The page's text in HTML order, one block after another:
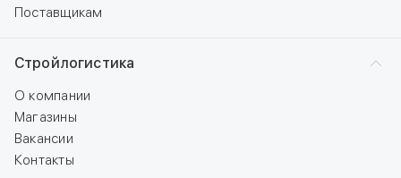
Поставщикам
Стройлогистика
О компании
Магазины
Вакансии
Контакты